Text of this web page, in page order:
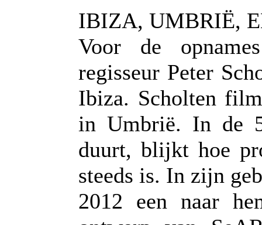
IBIZA, UMBRIË,
Voor de
regisseur Peter
Ibiza. Scholten
in Umbrië. In de
duurt, blijkt hoe
steeds is. In zijn
2012 een naar